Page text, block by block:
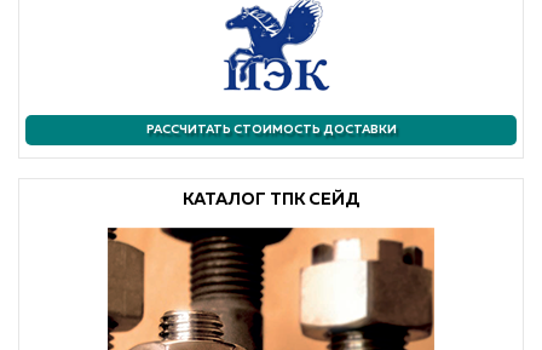
РАССЧИТАТЬ СТОИМОСТЬ ДОСТАВКИ
КАТАЛОГ ТПК СЕЙД